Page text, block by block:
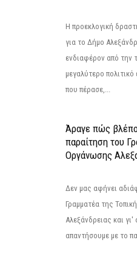
Η προεκλογική
για το Δήμο
ενδιαφέρον από την
μεγαλύτερο
που πέρασε,...
Άραγε πώς
παραίτηση του
Οργάνωσης
Δεν μας αφήνει
Γραμματέα της
Αλεξάνδρειας και γι'
απαντήσουμε με το